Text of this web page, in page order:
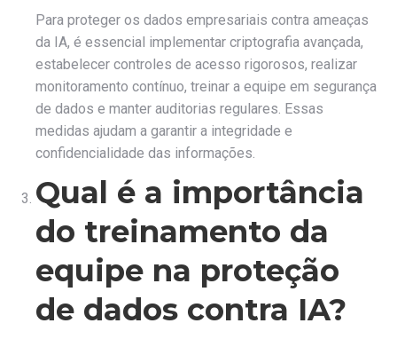
Para proteger os dados empresariais contra ameaças
da IA, é essencial implementar criptografia avançada,
estabelecer controles de acesso rigorosos, realizar
monitoramento contínuo, treinar a equipe em segurança
de dados e manter auditorias regulares. Essas
medidas ajudam a garantir a integridade e
confidencialidade das informações.
Qual é a importância
do treinamento da
equipe na proteção
de dados contra IA?